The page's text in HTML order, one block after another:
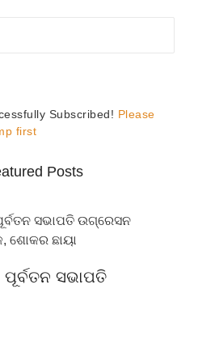
Subscribed! Please
first
Posts
ସଭାପତି